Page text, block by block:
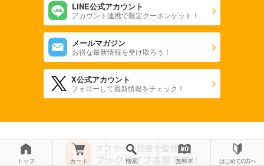
LINE公式アカウント
アカウント連携で限定クーポンゲット！
メールマガジン
お得な最新情報を受け取ろう！
X公式アカウント
フォローして最新情報をチェック！
トップ カート 検索 無料本 はじめての方へ